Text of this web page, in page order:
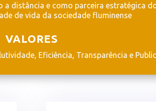
a distância e como parceira estratégica
de vida da sociedade fluminense
VALORES
Eficiência, Transparência e